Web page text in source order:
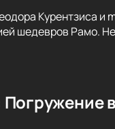
Курентзиса и
шедевров Рамо.